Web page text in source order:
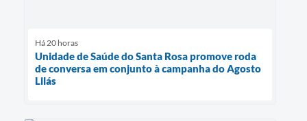
Há 20 horas
Unidade de Saúde do Santa Rosa promove roda
de conversa em conjunto à campanha do Agosto
Lilás